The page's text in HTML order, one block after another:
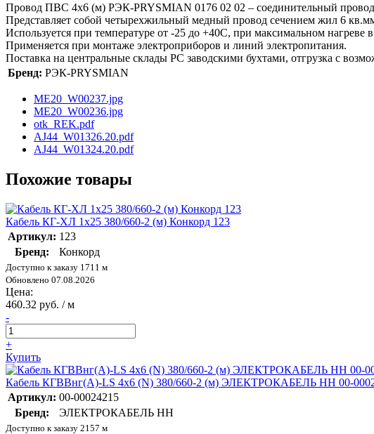
Провод ПВС 4х6 (м) РЭК-PRYSMIAN 0176 02 02 – соединительный
Представляет собой четырехжильный медный провод сечением жил 6
Используется при температуре от -25 до +40С, при максимальном нагреве
Применяется при монтаже электроприборов и линий электропитания.
Поставка на центральные склады РС заводскими бухтами, отгрузка с
Бренд: РЭК-PRYSMIAN
ME20_W00237.jpg
ME20_W00236.jpg
otk_REK.pdf
AJ44_W01326.20.pdf
AJ44_W01324.20.pdf
Похожие товары
Кабель КГ-ХЛ 1х25 380/660-2 (м) Конкорд 123
Артикул: 123
Бренд:
Конкорд
Доступно к заказу 1711 м
Обновлено 07.08.2026
Цена:
460.32 руб. / м
-
+
Купить
Кабель КГВВнг(А)-LS 4х6 (N) 380/660-2 (м) ЭЛЕКТРОКАБЕЛЬ НН 00-
Артикул: 00-00024215
Бренд:
ЭЛЕКТРОКАБЕЛЬ НН
Доступно к заказу 2157 м